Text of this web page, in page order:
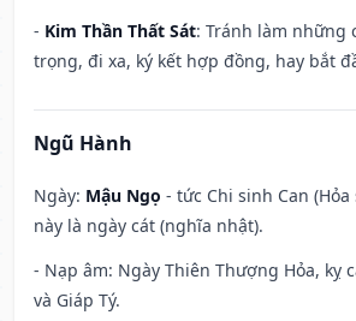
- Kim Thần Thất Sát: Tránh làm những
trọng, đi xa, ký kết hợp đồng, hay bắt
Ngũ Hành
Ngày: Mậu Ngọ - tức Chi sinh Can
này là ngày cát (nghĩa nhật).
- Nạp âm: Ngày Thiên Thượng Hỏa, kỵ
và Giáp Tý.